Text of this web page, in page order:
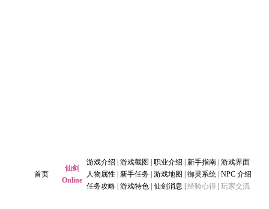
首页
仙剑
Online
游戏介绍 游戏截图 职业介绍 新手指南 游戏界面
人物属性 新手任务 游戏地图 御灵系统 NPC 介绍
任务攻略 游戏特色 仙剑消息 经验心得 玩家交流